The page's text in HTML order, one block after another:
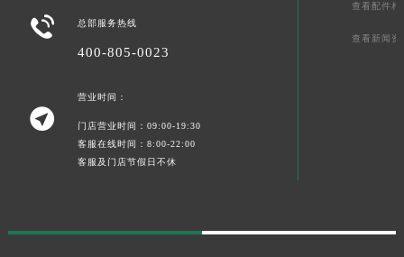
 总部服务热线
400-805-0023

营业时间：
门店营业时间：09:00-19:30
客服在线时间：8:00-22:00
客服及门店节假日不休
查看配件相
查看新闻资